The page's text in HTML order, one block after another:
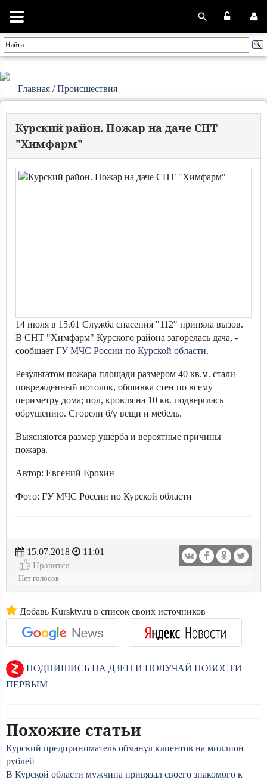
Главная /Происшествия
Курский район. Пожар на даче СНТ
"Химфарм"
14 июля в 15.01 Служба спасения "112" приняла вызов.
В СНТ "Химфарм" Курского района загорелась дача, -
сообщает ГУ МЧС России по Курской области.
Результатом пожара площади размером 40 кв.м. стали
поврежденный потолок, обшивка стен по всему
периметру дома; пол, кровля на 10 кв. подверглась
обрушению. Сгорели б/у вещи и мебель.
Выясняются размер ущерба и вероятные причины
пожара.
Автор: Евгений Ерохин
Фото: ГУ МЧС России по Курской области
15.07.2018
11:01
Нравится
Нет голосов
Добавь Kursktv.ru в список своих источников
ПОДПИШИСЬ НА ДЗЕН И ПОЛУЧАЙ НОВОСТИ
ПЕРВЫМ
Похожие статьи
Курский предприниматель обманул клиентов на миллион
рублей
В Курской области мужчина привязал своего знакомого к